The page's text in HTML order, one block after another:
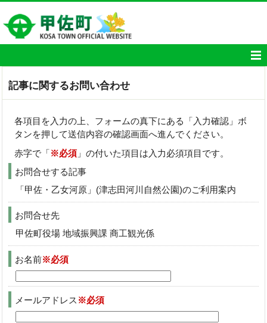
記事に関するお問い合わせ
各項目を入力の上、フォームの真下にある「入力確認」ボ
タンを押して送信内容の確認画面へ進んでください。
赤字で「※必須 」の付いた項目は入力必須項目です。
お問合せする記事
「甲佐・乙女河原」(津志田河川自然公園)のご利用案内
お問合せ先
甲佐町役場 地域振興課 商工観光係
お名前※必須
メールアドレス ※必須